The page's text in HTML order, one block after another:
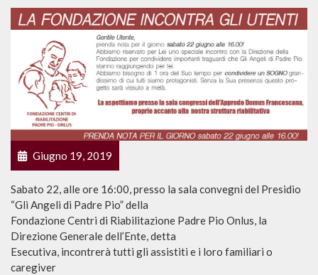
Giugno 19, 2019
Sabato 22, alle ore 16:00, presso la sala convegni del Presidio
“Gli Angeli di Padre Pio” della
Fondazione Centri di Riabilitazione Padre Pio Onlus, la
Direzione Generale dell’Ente, detta
Esecutiva, incontrerà tutti gli assistiti e i loro familiari o
caregiver